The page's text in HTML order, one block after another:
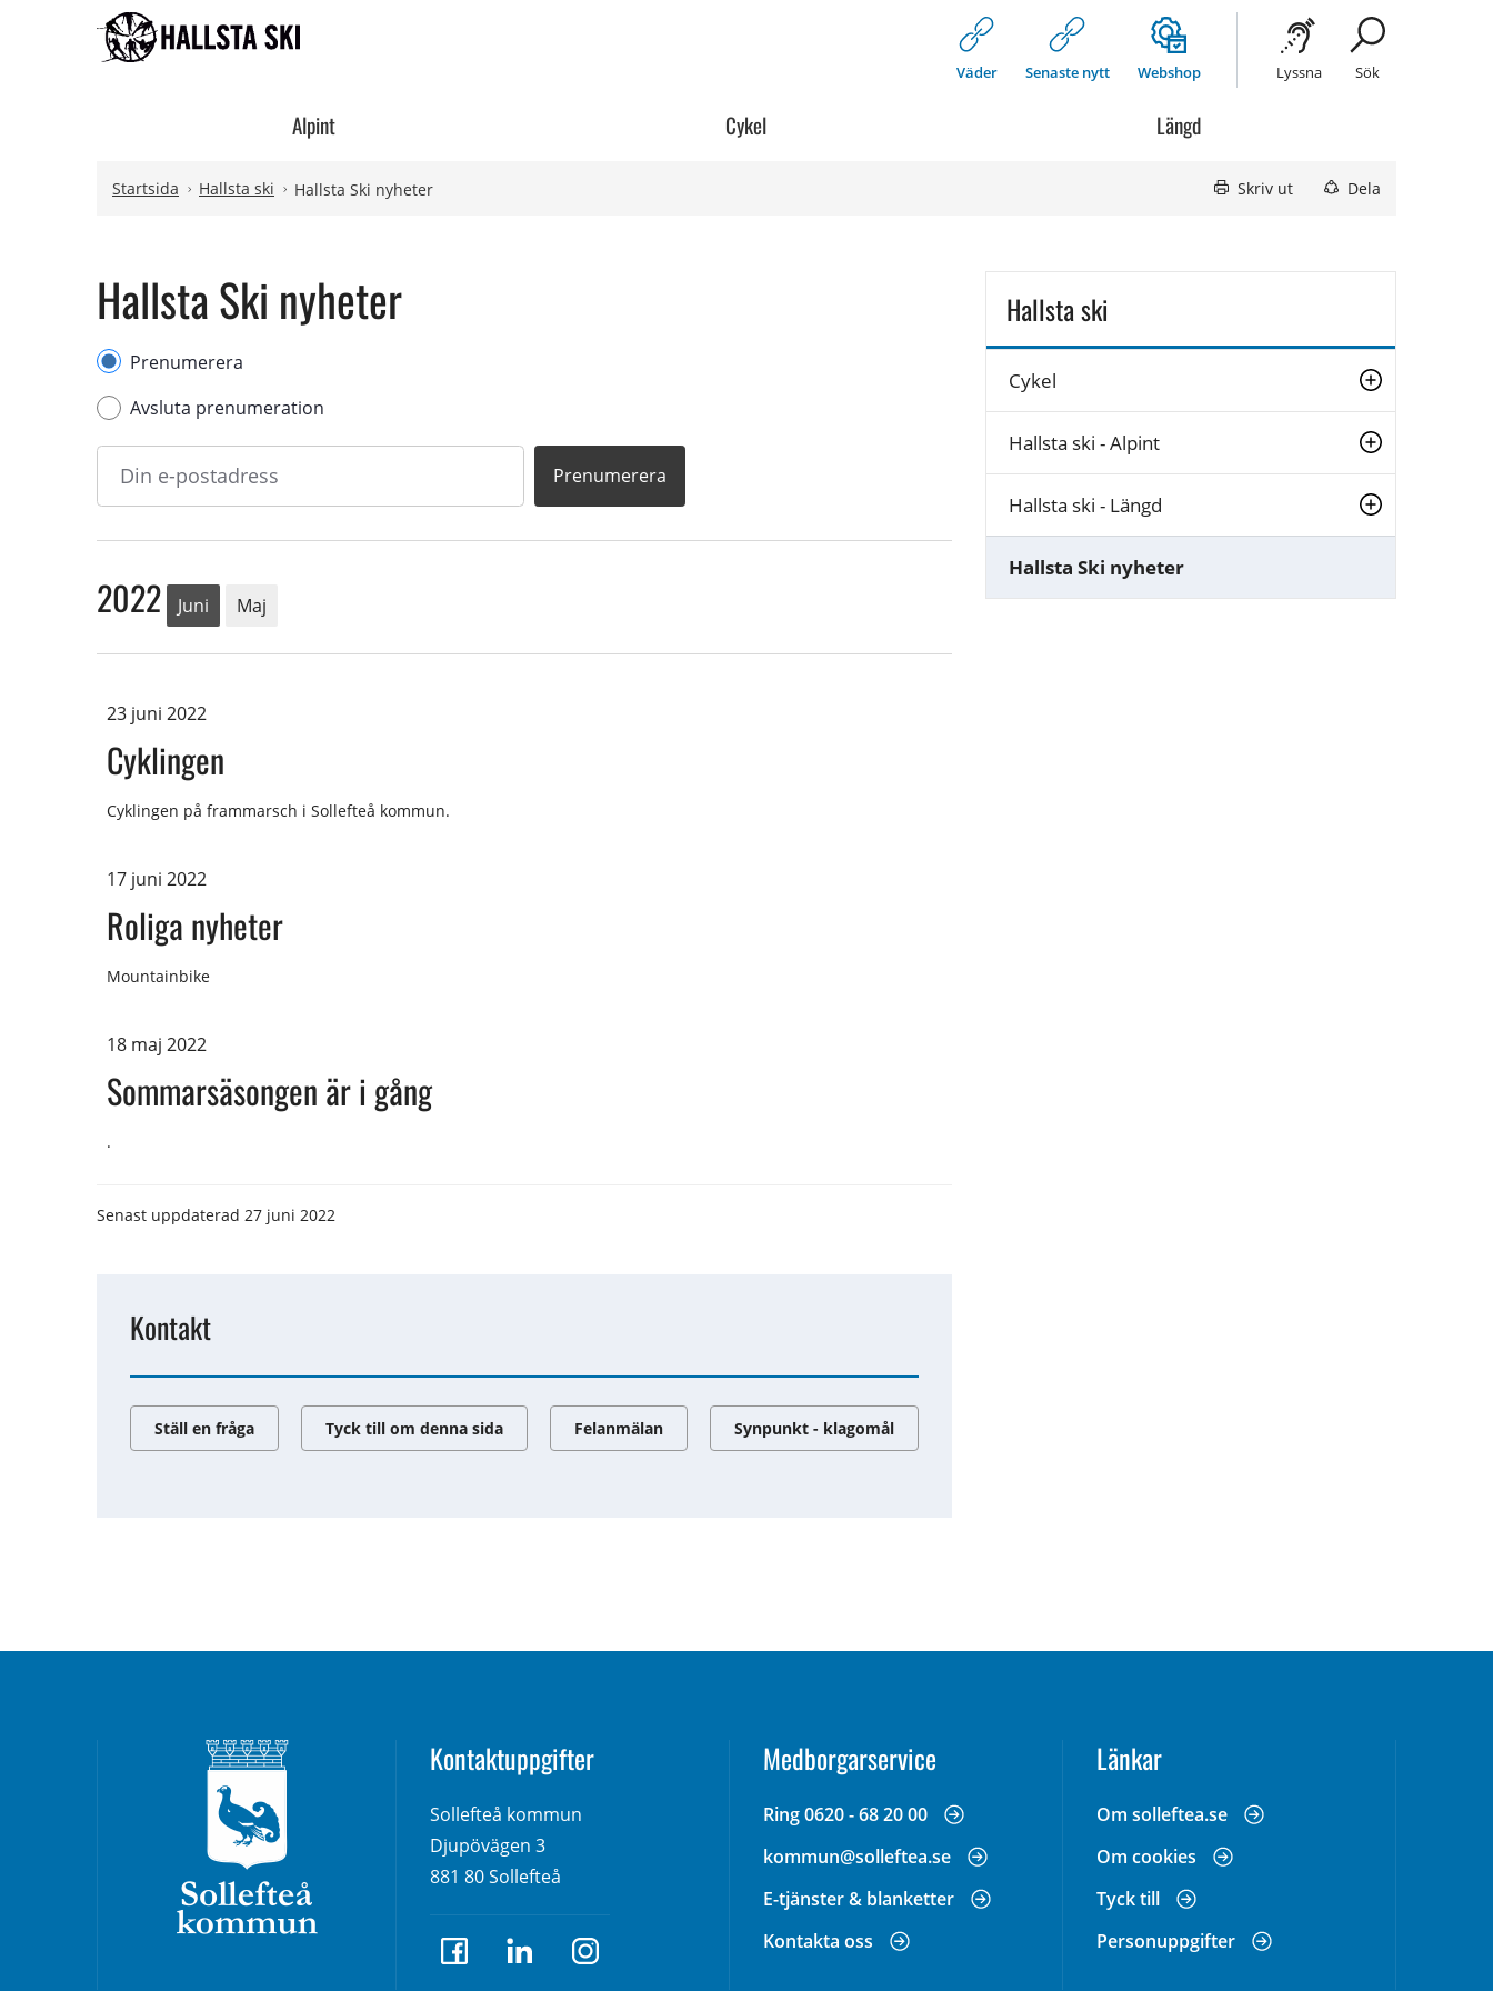
Hoppa till innehåll
Hoppa till undermeny
Väder Senaste nytt Webshop Lyssna Sök
Alpint Cykel Längd
Startsida Hallsta ski Hallsta Ski nyheter Skriv ut Dela
Hallsta Ski nyheter
Hantera
prenumeration
Prenumerera
Avsluta prenumeration
2022 Juni Maj
23 juni 2022
Cyklingen
Cyklingen på frammarsch i Sollefteå kommun.
17 juni 2022
Roliga nyheter
Mountainbike
18 maj 2022
Sommarsäsongen är i gång
.
Senast uppdaterad 27 juni 2022
Kontakt
Ställ en fråga Tyck till om denna sida Felanmälan Synpunkt - klagomål
Hallsta ski
Cykel
Hallsta ski - Alpint
Hallsta ski - Längd
Hallsta Ski nyheter
Kontaktuppgifter
Sollefteå kommun
Djupövägen 3
881 80 Sollefteå
Medborgarservice
Ring 0620 - 68 20 00
kommun@solleftea.se
E-tjänster & blanketter
Kontakta oss
Länkar
Om solleftea.se
Om cookies
Tyck till
Personuppgifter